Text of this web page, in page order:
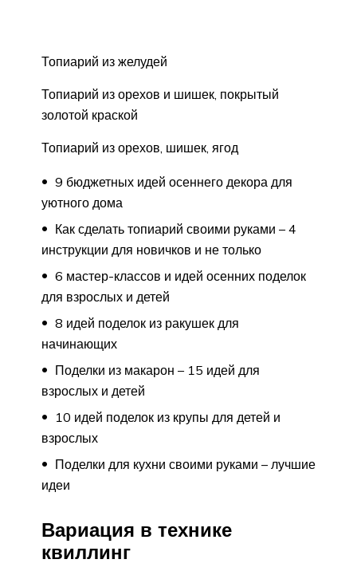
Топиарий из желудей
Топиарий из орехов и шишек, покрытый
золотой краской
Топиарий из орехов, шишек, ягод
9 бюджетных идей осеннего декора для
уютного дома
Как сделать топиарий своими руками – 4
инструкции для новичков и не только
6 мастер-классов и идей осенних поделок
для взрослых и детей
8 идей поделок из ракушек для
начинающих
Поделки из макарон – 15 идей для
взрослых и детей
10 идей поделок из крупы для детей и
взрослых
Поделки для кухни своими руками – лучшие
идеи
Вариация в технике
квиллинг